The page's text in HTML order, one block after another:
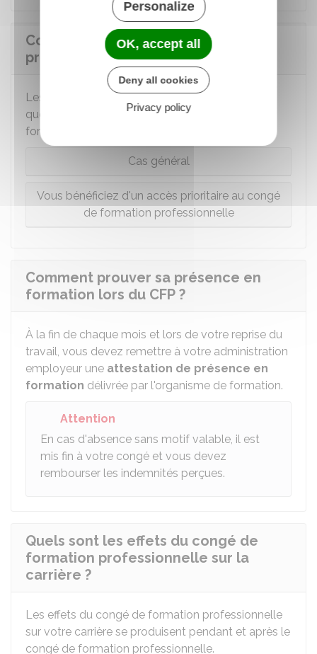
Comment le congé de formation
professionnelle est-il rémunéré ?
Les règles liées à la rémunération diffèrent selon
que vous soyez ou non prioritaire au congé de
formation professionnelle.
Cas général
Vous bénéficiez d'un accès prioritaire au congé
de formation professionnelle
Comment prouver sa présence en
formation lors du CFP ?
À la fin de chaque mois et lors de votre reprise du
travail, vous devez remettre à votre administration
employeur une attestation de présence en
formation délivrée par l'organisme de formation.
Attention
En cas d'absence sans motif valable, il est
mis fin à votre congé et vous devez
rembourser les indemnités perçues.
Quels sont les effets du congé de
formation professionnelle sur la
carrière ?
Les effets du congé de formation professionnelle
sur votre carrière se produisent pendant et après le
congé de formation professionnelle.
Personalize
OK, accept all
Deny all cookies
Privacy policy